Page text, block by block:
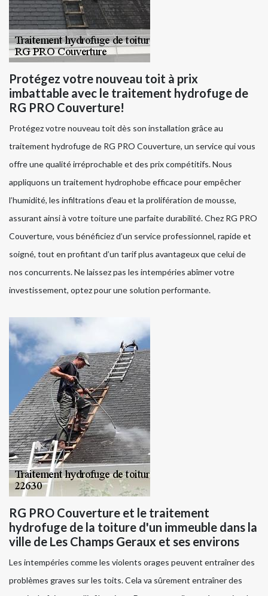
Protégez votre nouveau toit à prix
imbattable avec le traitement hydrofuge de
RG PRO Couverture!
Protégez votre nouveau toit dès son installation grâce au
traitement hydrofuge de RG PRO Couverture, un service qui vous
offre une qualité irréprochable et des prix compétitifs. Nous
appliquons un traitement hydrophobe efficace pour empêcher
l’humidité, les infiltrations d’eau et la prolifération de mousse,
assurant ainsi à votre toiture une parfaite durabilité. Chez RG PRO
Couverture, vous bénéficiez d’un service professionnel, rapide et
soigné, tout en profitant d’un tarif plus avantageux que celui de
nos concurrents. Ne laissez pas les intempéries abîmer votre
investissement, optez pour une solution performante.
RG PRO Couverture et le traitement
hydrofuge de la toiture d'un immeuble dans la
ville de Les Champs Geraux et ses environs
Les intempéries comme les violents orages peuvent entraîner des
problèmes graves sur les toits. Cela va sûrement entraîner des